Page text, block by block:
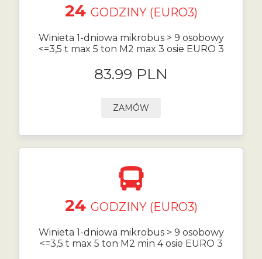
24 GODZINY (EURO3)
Winieta 1-dniowa mikrobus > 9 osobowy
<=3,5 t max 5 ton M2 max 3 osie EURO 3
83.99 PLN
ZAMÓW
24 GODZINY (EURO3)
Winieta 1-dniowa mikrobus > 9 osobowy
<=3,5 t max 5 ton M2 min 4 osie EURO 3